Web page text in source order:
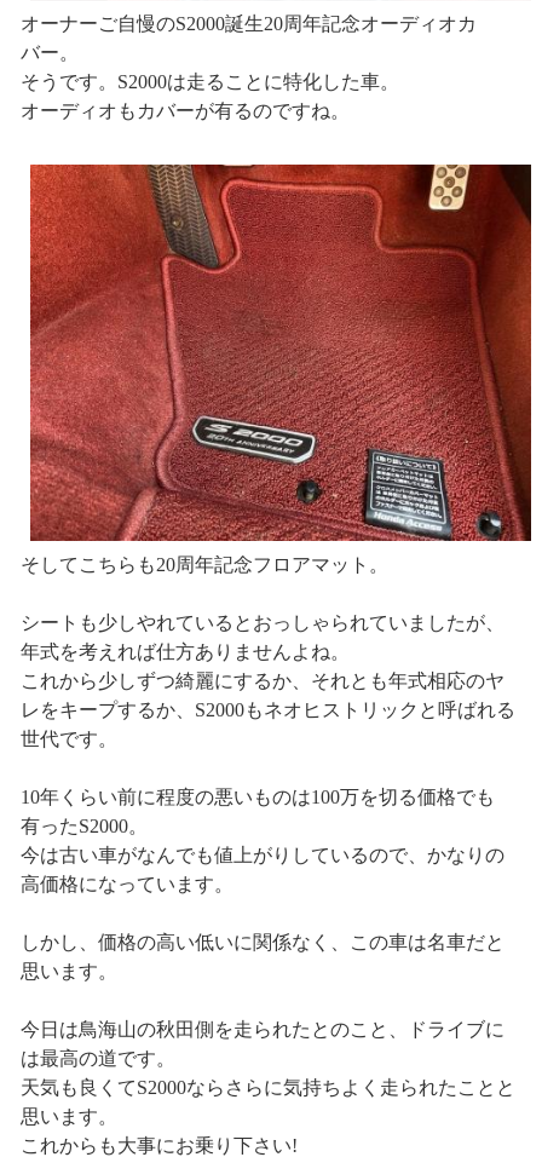
オーナーご自慢のS2000誕生20周年記念オーディオカ
バー。
そうです。S2000は走ることに特化した車。
オーディオもカバーが有るのですね。
そしてこちらも20周年記念フロアマット。
シートも少しやれているとおっしゃられていましたが、
年式を考えれば仕方ありませんよね。
これから少しずつ綺麗にするか、それとも年式相応のヤ
レをキープするか、S2000もネオヒストリックと呼ばれる
世代です。
10年くらい前に程度の悪いものは100万を切る価格でも
有ったS2000。
今は古い車がなんでも値上がりしているので、かなりの
高価格になっています。
しかし、価格の高い低いに関係なく、この車は名車だと
思います。
今日は鳥海山の秋田側を走られたとのこと、ドライブに
は最高の道です。
天気も良くてS2000ならさらに気持ちよく走られたことと
思います。
これからも大事にお乗り下さい!